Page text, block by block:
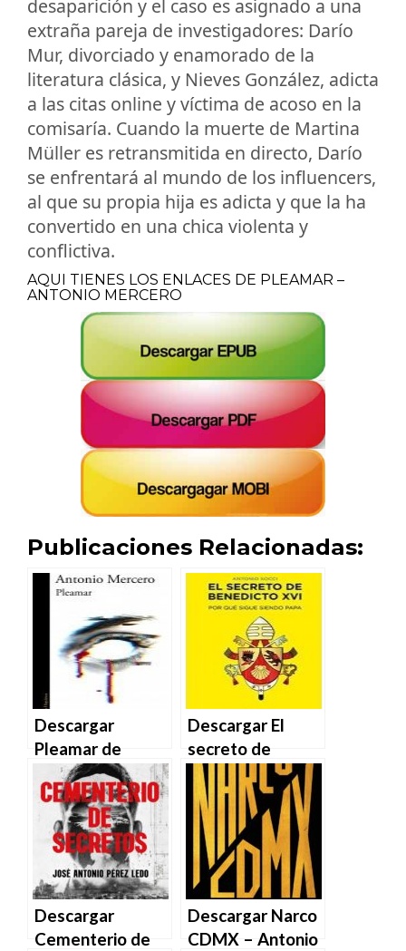
desaparición y el caso es asignado a una
extraña pareja de investigadores: Darío
Mur, divorciado y enamorado de la
literatura clásica, y Nieves González, adicta
a las citas online y víctima de acoso en la
comisaría. Cuando la muerte de Martina
Müller es retransmitida en directo, Darío
se enfrentará al mundo de los influencers,
al que su propia hija es adicta y que la ha
convertido en una chica violenta y
conflictiva.
AQUI TIENES LOS ENLACES DE PLEAMAR –
ANTONIO MERCERO
Publicaciones Relacionadas:
Descargar
Pleamar de
Antonio Mercero
en EPUB | PDF |
MOBI
Descargar El
secreto de
Benedicto XVI de
Antonio Socci en
EPUB | PDF |
MOBI
Descargar
Cementerio de
Descargar Narco
CDMX – Antonio